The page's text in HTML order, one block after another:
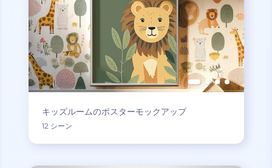
キッズルームのポスターモックアップ
12 シーン